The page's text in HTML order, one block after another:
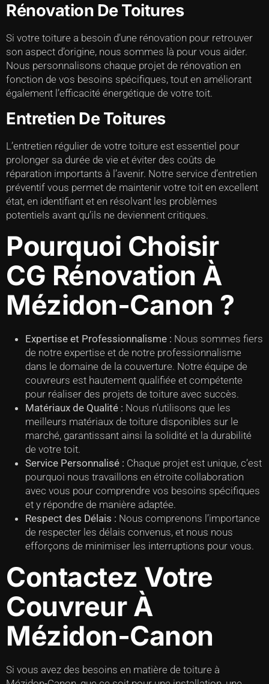
Rénovation De Toitures
Si votre toiture a besoin d’une rénovation pour retrouver
son aspect d’origine, nous sommes là pour vous aider.
Nous personnalisons chaque projet de rénovation en
fonction de vos besoins spécifiques, tout en améliorant
également l’efficacité énergétique de votre toit.
Entretien De Toitures
L’entretien régulier de votre toiture est essentiel pour
prolonger sa durée de vie et éviter des coûts de
réparation importants à l’avenir. Notre service d’entretien
préventif vous permet de maintenir votre toit en excellent
état, en identifiant et en résolvant les problèmes
potentiels avant qu’ils ne deviennent critiques.
Pourquoi Choisir
CG Rénovation À
Mézidon-Canon ?
Expertise et Professionnalisme : Nous sommes fiers
de notre expertise et de notre professionnalisme
dans le domaine de la couverture. Notre équipe de
couvreurs est hautement qualifiée et compétente
pour réaliser des projets de toiture avec succès.
Matériaux de Qualité : Nous n’utilisons que les
meilleurs matériaux de toiture disponibles sur le
marché, garantissant ainsi la solidité et la durabilité
de votre toit.
Service Personnalisé : Chaque projet est unique, c’est
pourquoi nous travaillons en étroite collaboration
avec vous pour comprendre vos besoins spécifiques
et y répondre de manière adaptée.
Respect des Délais : Nous comprenons l’importance
de respecter les délais convenus, et nous nous
efforçons de minimiser les interruptions pour vous.
Contactez Votre
Couvreur À
Mézidon-Canon
Si vous avez des besoins en matière de toiture à